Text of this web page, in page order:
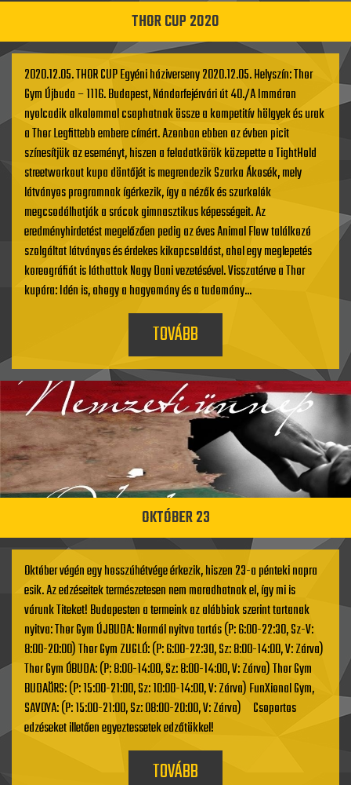
THOR CUP 2020
2020.12.05. THOR CUP Egyéni háziverseny 2020.12.05. Helyszín: Thor
Gym Újbuda – 1116. Budapest, Nándorfejérvári út 40./A Immáron
nyolcadik alkalommal csaphatnak össze a kompetitív hölgyek és urak
a Thor Legfittebb embere címért. Azonban ebben az évben picit
színesítjük az eseményt, hiszen a feladatkörök közepette a TightHold
streetworkout kupa döntőjét is megrendezik Szarka Ákosék, mely
látványos programnak ígérkezik, így a nézők és szurkolók
megcsodálhatják a srácok gimnasztikus képességeit. Az
eredményhirdetést megelőzően pedig az éves Animal Flow találkozó
szolgáltat látványos és érdekes kikapcsoldást, ahol egy meglepetés
koreográfiát is láthattok Nagy Dani vezetésével. Visszatérve a Thor
kupára: Idén is, ahogy a hagyomány és a tudomány...
TOVÁBB
OKTÓBER 23
Október végén egy hosszúhétvége érkezik, hiszen 23-a pénteki napra
esik. Az edzéseitek természetesen nem maradhatnak el, így mi is
várunk Titeket! Budapesten a termeink az alábbiak szerint tartanak
nyitva: Thor Gym ÚJBUDA: Normál nyitva tartás (P: 6:00-22:30, Sz-V:
8:00-20:00) Thor Gym ZUGLÓ: (P: 6:00-22:30, Sz: 8:00-14:00, V: Zárva)
Thor Gym ÓBUDA: (P: 8:00-14:00, Sz: 8:00-14:00, V: Zárva) Thor Gym
BUDAÖRS: (P: 15:00-21:00, Sz: 10:00-14:00, V: Zárva) FunXional Gym,
SAVOYA: (P: 15:00-21:00, Sz: 08:00-20:00, V: Zárva) Csoportos
edzéseket illetően egyeztessetek edzőtökkel!
TOVÁBB